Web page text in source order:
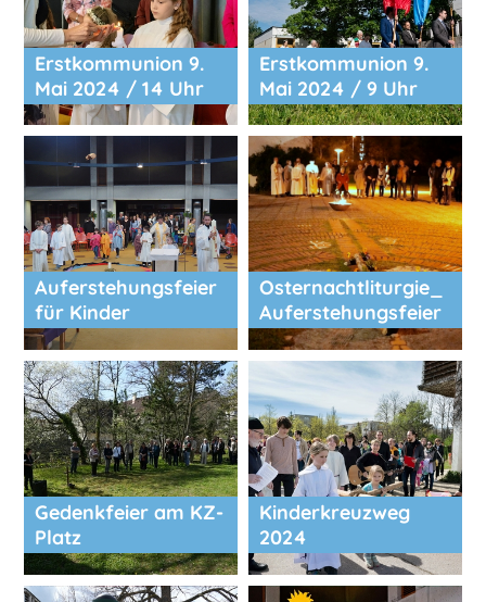
Erstkommunion 9.
Mai 2024 / 14 Uhr
Erstkommunion 9.
Mai 2024 / 9 Uhr
Auferstehungsfeier
für Kinder
Osternachtliturgie_
Auferstehungsfeier
Gedenkfeier am KZ-
Platz
Kinderkreuzweg
2024